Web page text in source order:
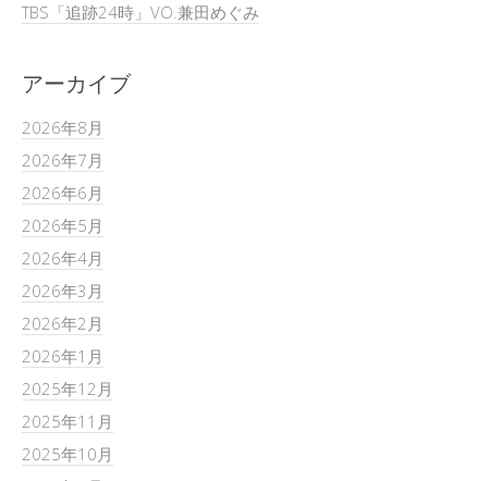
TBS「追跡24時」VO.兼田めぐみ
アーカイブ
2026年8月
2026年7月
2026年6月
2026年5月
2026年4月
2026年3月
2026年2月
2026年1月
2025年12月
2025年11月
2025年10月